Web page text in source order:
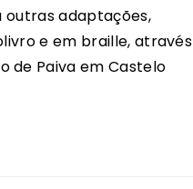
adaptações,
e em braille, através
de Paiva em Castelo